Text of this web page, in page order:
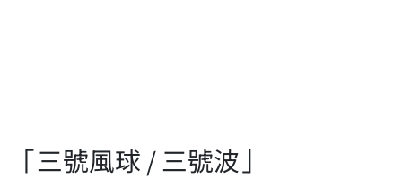
「三號風球 / 三號波」